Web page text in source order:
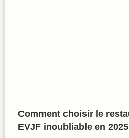
Comment choisir le
EVJF inoubliable en